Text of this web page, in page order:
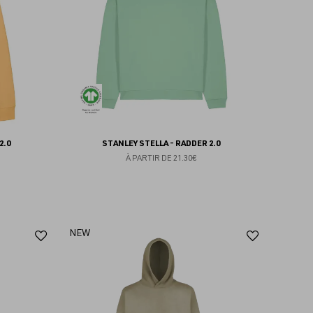
STANLEY STELLA - RADDER 2.0
À PARTIR DE 21.30€
Ajouter
NEW